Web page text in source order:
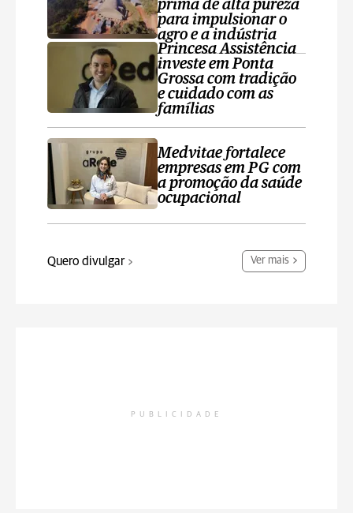
prima de alta pureza
para impulsionar o
agro e a indústria
Princesa Assistência
investe em Ponta
Grossa com tradição
e cuidado com as
famílias
Medvitae fortalece
empresas em PG com
a promoção da saúde
ocupacional
Quero divulgar Ver mais
PUBLICIDADE